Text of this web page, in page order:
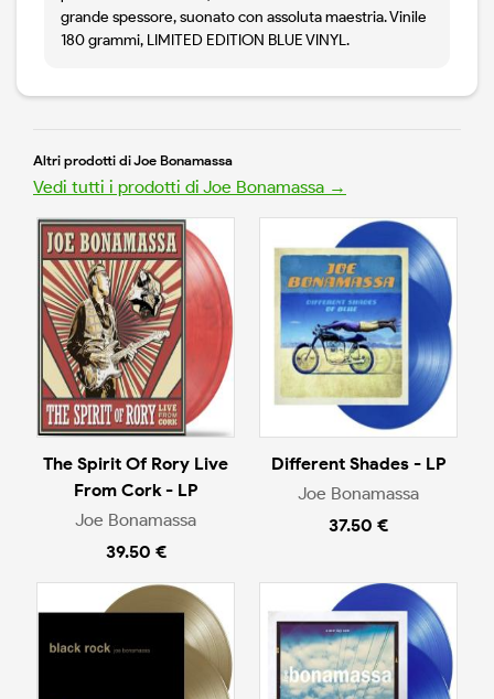
grande spessore, suonato con assoluta maestria. Vinile
180 grammi, LIMITED EDITION BLUE VINYL.
Altri prodotti di Joe Bonamassa
Vedi tutti i prodotti di Joe Bonamassa →
The Spirit Of Rory Live
From Cork - LP
Joe Bonamassa
39.50 €
Different Shades - LP
Joe Bonamassa
37.50 €